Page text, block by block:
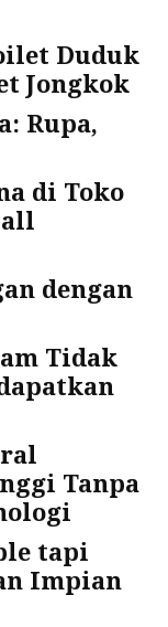
Duduk
Jongkok
Rupa,
di Toko
dengan
Tidak
Tanpa
tapi
Impian